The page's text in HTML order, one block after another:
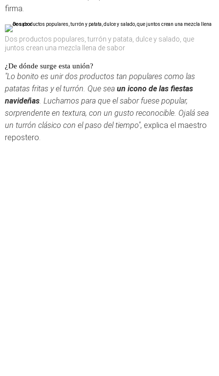
firma.
Dos productos populares, turrón y patata, dulce y salado, que
juntos crean una mezcla llena de sabor
¿De dónde surge esta unión?
"Lo bonito es unir dos productos tan populares como las
patatas fritas y el turrón. Que sea un icono de las fiestas
navideñas. Luchamos para que el sabor fuese popular,
sorprendente en textura, con un gusto reconocible. Ojalá sea
un turrón clásico con el paso del tiempo", explica el maestro
repostero.